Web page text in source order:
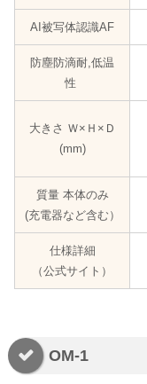
AI被写体認識AF
防塵防滴耐,低温
性
大きさ Ｗ×Ｈ×Ｄ
(mm)
質量 本体のみ
(充電器など含む）
仕様詳細
（公式サイト）
OM-1